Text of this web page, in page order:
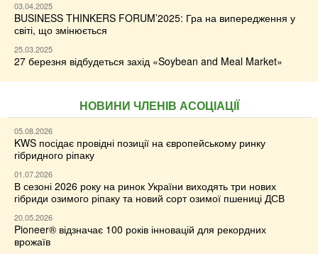
03.04.2025
BUSINESS THINKERS FORUM’2025: Гра на випередження у
світі, що змінюється
25.03.2025
27 березня відбудеться захід «Soybean and Meal Market»
НОВИНИ ЧЛЕНІВ АСОЦІАЦІЇ
05.08.2026
KWS посідає провідні позиції на європейському ринку
гібридного ріпаку
01.07.2026
В сезоні 2026 року на ринок України виходять три нових
гібриди озимого ріпаку та новий сорт озимої пшениці ДСВ
20.05.2026
Pioneer® відзначає 100 років інновацій для рекордних
врожаїв